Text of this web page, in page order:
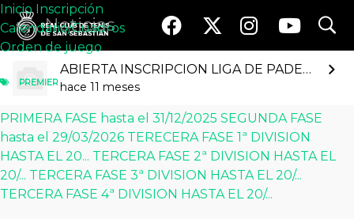
search
search
InicioInscripciónCalendario / Cuadros
Orden de juego
PREMIER
SEGUNDA FASE hasta el 29/03/2026
TERECERA FASE 1ª DIVISION HASTA EL 20/06/2026
TERCERA FASE 2ª DIVISION HASTA EL 20/06/2026
TERCERA FASE 3ª DIVISION HASTA EL 20/06/2016
TERCERA FASE 4ª DIVISION HASTA EL 20/06/2026
ROYAL
InicioInscripción
Calendario/Cuadros
Orden de juego
PREMIER
PRIMERA FASE hasta el 31/12/2025 SEGUNDA FASE
hasta el 29/03/2026 TERECERA FASE 1ª DIVISION
HASTA EL 20... TERCERA FASE 2ª DIVISION HASTA EL
20/... TERCERA FASE 3ª DIVISION HASTA EL 20/...
TERCERA FASE 4ª DIVISION HASTA EL 20/...
Noticias
ABIERTA INSCRIPCION LIGA DE PADEL 2.025/2.026
hace 11 meses